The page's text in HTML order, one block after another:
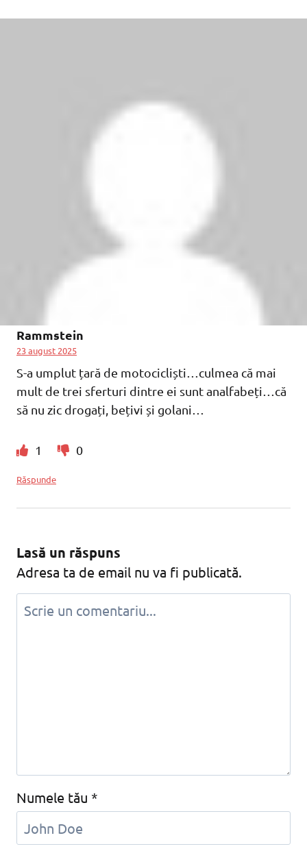
Rammstein
23 august 2025
S-a umplut țară de motocicliști…culmea că mai
mult de trei sferturi dintre ei sunt analfabeți…că
să nu zic drogați, bețivi și golani…
1 0
Răspunde
Lasă un răspuns
Adresa ta de email nu va fi publicată.
Numele tău *